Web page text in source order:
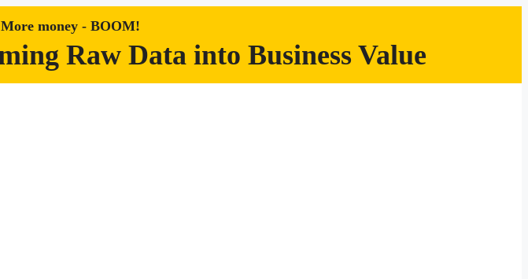
money - BOOM!
Raw Data into Business Value